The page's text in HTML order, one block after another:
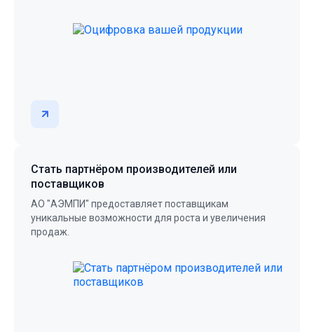
Стать партнёром производителей или
поставщиков
АО "АЭМПИ" предоставляет поставщикам
уникальные возможности для роста и увеличения
продаж.